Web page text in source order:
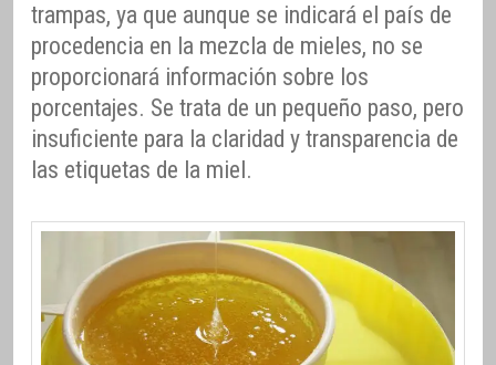
trampas, ya que aunque se indicará el país de
procedencia en la mezcla de mieles, no se
proporcionará información sobre los
porcentajes. Se trata de un pequeño paso, pero
insuficiente para la claridad y transparencia de
las etiquetas de la miel.